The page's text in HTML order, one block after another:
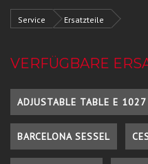
Service Ersatzteile
VERFÜGBARE
ADJUSTABLE TABLE E 1027
BARCELONA SESSEL